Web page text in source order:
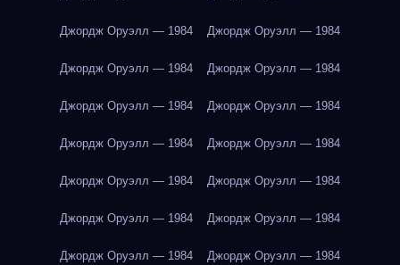
Джордж Оруэлл — 1984 Джордж Оруэлл — 1984
Джордж Оруэлл — 1984 Джордж Оруэлл — 1984
Джордж Оруэлл — 1984 Джордж Оруэлл — 1984
Джордж Оруэлл — 1984 Джордж Оруэлл — 1984
Джордж Оруэлл — 1984 Джордж Оруэлл — 1984
Джордж Оруэлл — 1984 Джордж Оруэлл — 1984
Джордж Оруэлл — 1984 Джордж Оруэлл — 1984